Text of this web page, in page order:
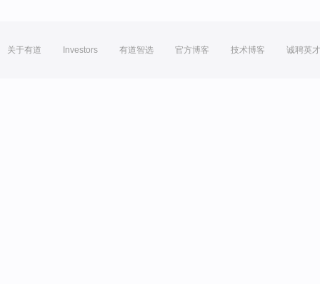
关于有道 Investors 有道智选 官方博客 技术博客 诚聘英才